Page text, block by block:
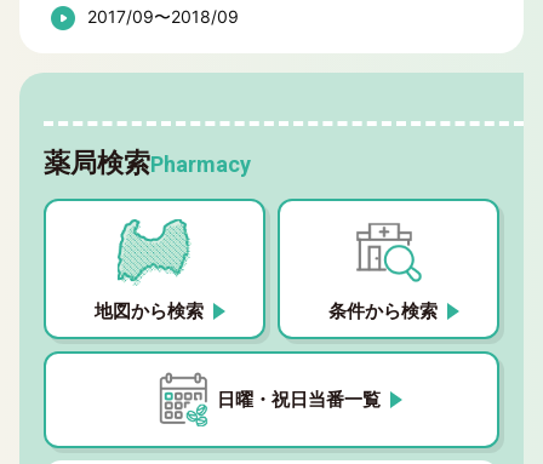
2017/09〜2018/09
薬局検索Pharmacy
地図から検索 条件から検索
日曜・祝日当番一覧